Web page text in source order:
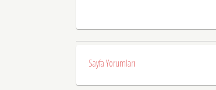
Sayfa Yorumları